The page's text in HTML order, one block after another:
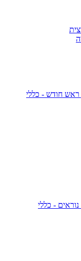
ראש חודש - כללי
- כללי